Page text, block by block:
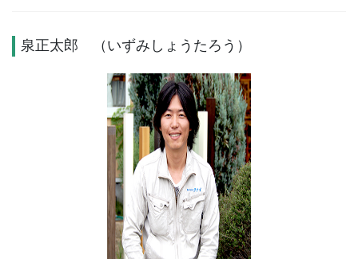
泉正太郎 （いずみしょうたろう）